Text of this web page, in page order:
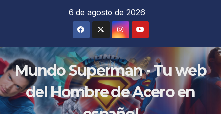
6 de agosto de 2026
Mundo Superman - Tu web
del Hombre de Acero en